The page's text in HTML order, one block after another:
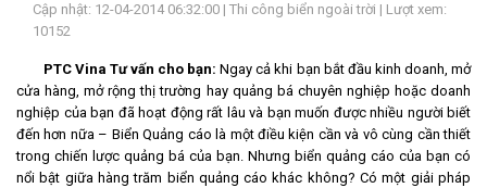
HỆ
Cập nhật: 12-04-2014 06:32:00 | Thi công biển ngoài trời | Lượt xem:
10152
PTC Vina Tư vấn cho bạn: Ngay cả khi bạn bắt đầu kinh doanh, mở
cửa hàng, mở rộng thị trường hay quảng bá chuyên nghiệp hoặc doanh
nghiệp của bạn đã hoạt động rất lâu và bạn muốn được nhiều người biết
đến hơn nữa – Biển Quảng cáo là một điều kiện cần và vô cùng cần thiết
trong chiến lược quảng bá của bạn. Nhưng biển quảng cáo của bạn có
nổi bật giữa hàng trăm biển quảng cáo khác không? Có một giải pháp